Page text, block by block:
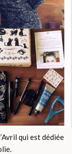
qui est dédiée